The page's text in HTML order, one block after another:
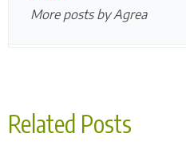
More posts by Agrea
Related Posts